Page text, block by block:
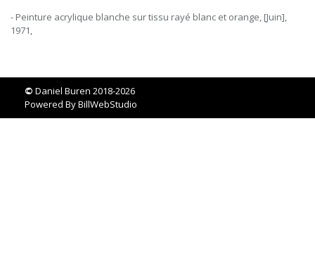
- Peinture acrylique blanche sur tissu rayé blanc et orange, [Juin],
1971,
© Daniel Buren 2018-2026
Powered ByBillWebStudio